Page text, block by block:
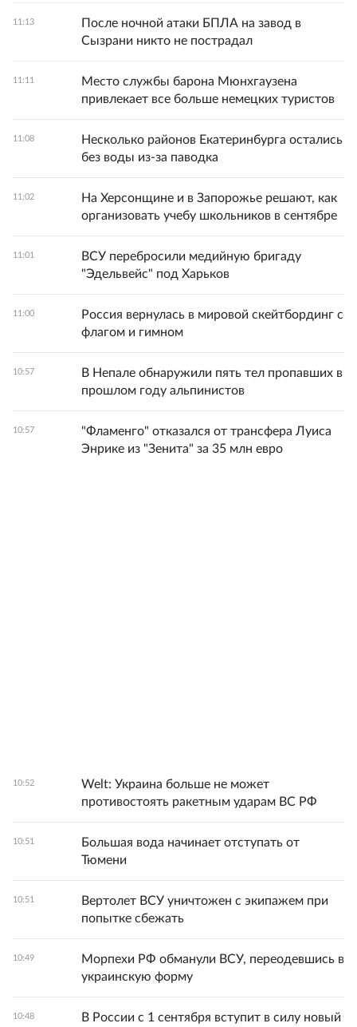
11:13
После ночной атаки БПЛА на завод в
Сызрани никто не пострадал
11:11
Место службы барона Мюнхгаузена
привлекает все больше немецких туристов
11:08
Несколько районов Екатеринбурга остались
без воды из-за паводка
11:02
На Херсонщине и в Запорожье решают, как
организовать учебу школьников в сентябре
11:01
ВСУ перебросили медийную бригаду
"Эдельвейс" под Харьков
11:00
Россия вернулась в мировой скейтбординг с
флагом и гимном
10:57
В Непале обнаружили пять тел пропавших в
прошлом году альпинистов
10:57
"Фламенго" отказался от трансфера Луиса
Энрике из "Зенита" за 35 млн евро
10:52
Welt: Украина больше не может
противостоять ракетным ударам ВС РФ
10:51
Большая вода начинает отступать от
Тюмени
10:51
Вертолет ВСУ уничтожен с экипажем при
попытке сбежать
10:49
Морпехи РФ обманули ВСУ, переодевшись в
украинскую форму
10:48
В России с 1 сентября вступит в силу новый